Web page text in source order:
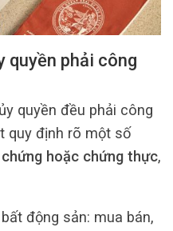
quyền phải công
quyền đều phải công
quy định rõ một số
hoặc chứng thực,
động sản: mua bán,